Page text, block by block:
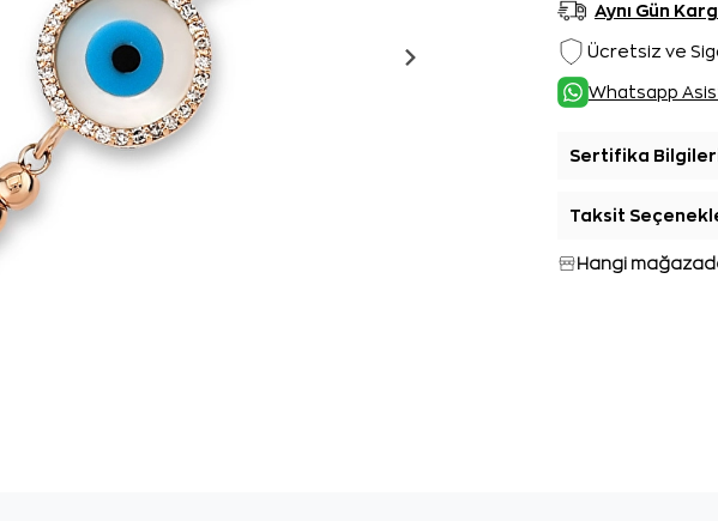
Aynı Gün
Ücretsiz ve
Whatsapp
Sertifika
Taksit
Hangi